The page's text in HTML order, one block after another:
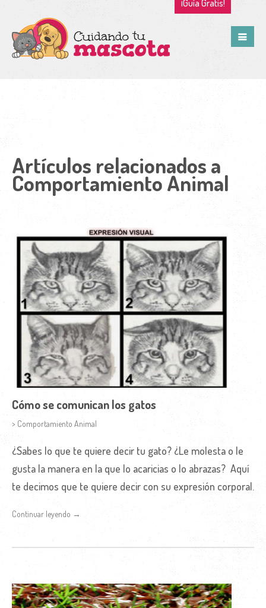
¡Guía Gratis!
Artículos relacionados a
Comportamiento Animal
Cómo se comunican los gatos
> Comportamiento Animal
¿Sabes lo que te quiere decir tu gato? ¿Le molesta o le
gusta la manera en la que lo acaricias o lo abrazas? Aquí
te decimos que te quiere decir con su expresión corporal.
Continuar leyendo →